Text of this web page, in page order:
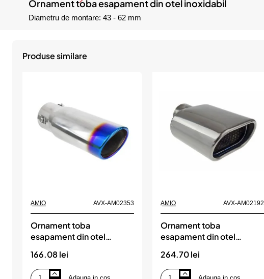
Ornament toba esapament din otel inoxidabil
Diametru de montare: 43 - 62 mm
Produse similare
AMIO AVX-AM02353
Ornament toba
esapament din otel
166.08 lei
AMIO AVX-AM02192
Ornament toba
esapament din otel
AMIO
264.70 lei